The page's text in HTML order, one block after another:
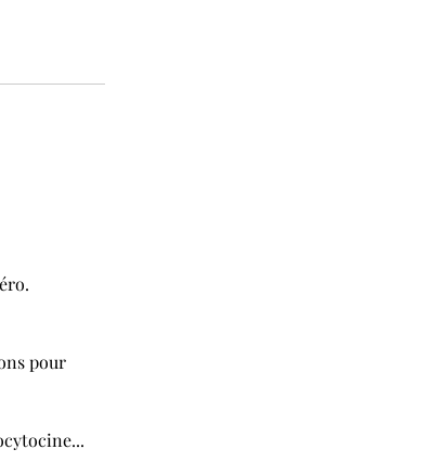
pour